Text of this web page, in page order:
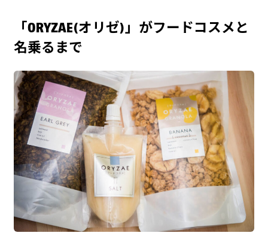
「ORYZAE(オリゼ)」がフードコスメと
名乗るまで